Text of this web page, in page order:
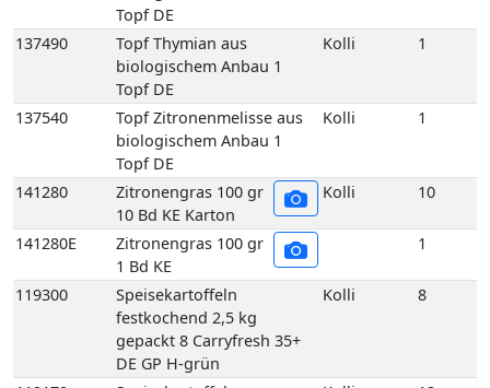
Zitronengras 100 gr
10 Bd KE Karton
Zitronengras 100 gr
1 Bd KE
119300
Speisekartoffeln
festkochend 2,5 kg
gepackt 8 Carryfresh 35+
DE GP H-grün
Kolli 8
Speisekartoffeln
festkochend Annabelle
12,5 kg 35+ DE Netz-Säcke
119160
Speisekartoffeln
festkochend Annabelle 25
kg 35+ DE Netz-Säcke
Kolli 25
Speisekartoffeln